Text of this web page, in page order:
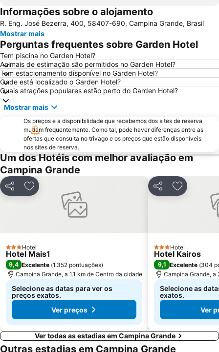
Informações sobre o alojamento
R. Eng. José Bezerra, 400, 58407-690, Campina Grande, Brasil
Mostrar mais
Perguntas frequentes sobre Garden Hotel
Tem piscina no Garden Hotel?
Animais de estimação são permitidos no Garden Hotel?
Tem estacionamento disponível no Garden Hotel?
Onde está localizado o Garden Hotel?
Quais atrações populares estão perto do Garden Hotel?
Mostrar mais
Os preços e a disponibilidade que recebemos dos sites de reserva
mudam frequentemente. Como tal, pode haver diferenças entre as
ofertas que consulta no trivago e os preços que estão disponíveis
nos sites de reserva.
Um dos Hotéis com melhor avaliação em
Campina Grande
PartilharAdicionar aos favoritos
3 Estrelas
Hotel
Hotel Mais1
9,4 Excelente (1.352 pontuações)
Campina Grande, a 1.1 km de Centro da cidade
Selecione as datas para ver os
preços exatos.
Ver preços
PartilharAdicionar
3 Estrelas
Hotel
Hotel Kairos
9,1 Excelente (304
Campina Grande, a
Selecione as
exatos.
Ver
Ver todas as estadias em Campina Grande
Outras estadias em Campina Grande